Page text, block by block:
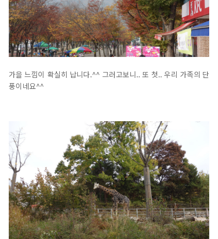
가을 느낌이 확실히 납니다.^^ 그러고보니.. 또 첫.. 우리 가족의 단
풍이네요^^